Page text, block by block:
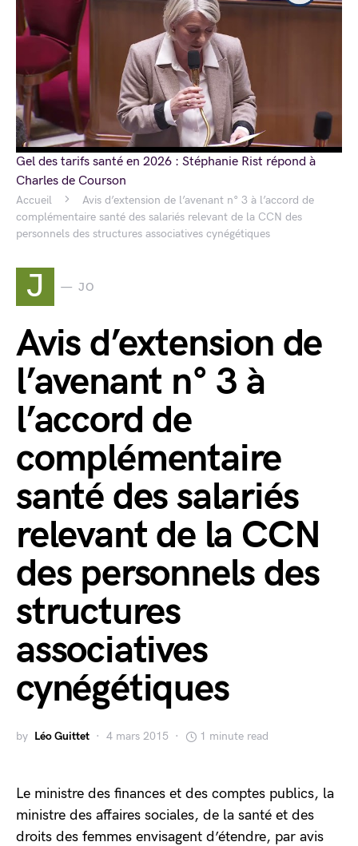
Accueil
Avis d’extension de l’avenant n° 3 à l’accord de
complémentaire santé des salariés relevant de la CCN des
personnels des structures associatives cynégétiques
J JO
Avis d’extension de
l’avenant n° 3 à
l’accord de
complémentaire
santé des salariés
relevant de la CCN
des personnels des
structures
associatives
cynégétiques
by Léo Guittet 4 mars 2015 1 minute read
Le ministre des finances et des comptes publics, la
ministre des affaires sociales, de la santé et des
droits des femmes envisagent d’étendre, par avis
Gel des tarifs santé en 2026 : Stéphanie Rist répond à
Charles de Courson